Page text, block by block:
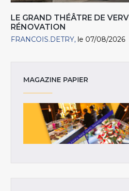
LE GRAND THÉÂTRE DE
RÉNOVATION
FRANCOIS.DETRY le 07/08/2026
MAGAZINE PAPIER